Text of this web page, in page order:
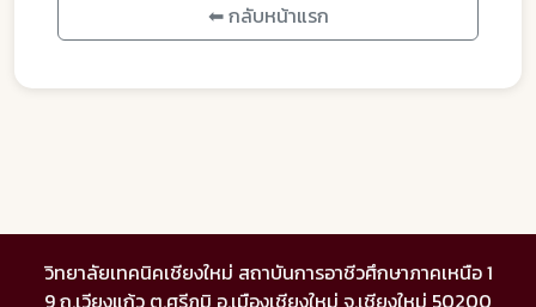
⬅ กลับหน้าแรก
วิทยาลัยเทคนิคเชียงใหม่ สถาบันการอาชีวศึกษาภาคเหนือ 1
9 ถ.เวียงแก้ว ต.ศรีภูมิ อ.เมืองเชียงใหม่ จ.เชียงใหม่ 50200